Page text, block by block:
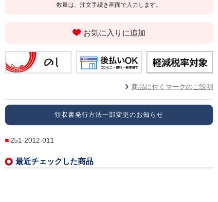
数量は、注文手続き画面で入力します。
お気に入りに追加
商品に付くマークのご説明
領収書発行方法一部変更のお知らせ
251-2012-011
最近チェックした商品